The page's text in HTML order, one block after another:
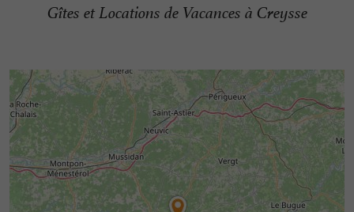
Gîtes et Locations de Vacances à Creysse